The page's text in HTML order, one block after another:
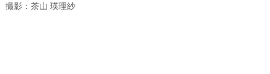
撮影：茶山 瑛理紗